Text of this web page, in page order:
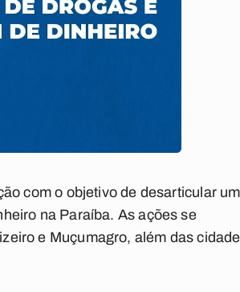
com o objetivo de desarticular
na Paraíba. As ações se
e Muçumagro, além das